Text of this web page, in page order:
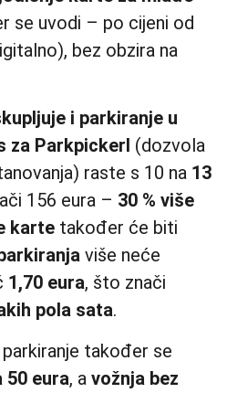
se uvodi – po cijeni od
bez obzira na
i parkiranje u
za Parkpickerl (dozvola
raste s 10 na 13
156 eura – 30 % više
karte također će biti
više neće
1,70 eura, što znači
pola sata.
također se
50 eura, a vožnja bez